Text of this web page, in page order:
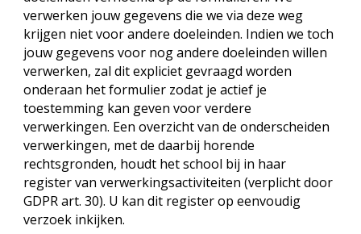
verwerken jouw gegevens die we via deze weg
krijgen niet voor andere doeleinden. Indien we toch
jouw gegevens voor nog andere doeleinden willen
verwerken, zal dit expliciet gevraagd worden
onderaan het formulier zodat je actief je
toestemming kan geven voor verdere
verwerkingen. Een overzicht van de onderscheiden
verwerkingen, met de daarbij horende
rechtsgronden, houdt het school bij in haar
register van verwerkingsactiviteiten (verplicht door
GDPR art. 30). U kan dit register op eenvoudig
verzoek inkijken.